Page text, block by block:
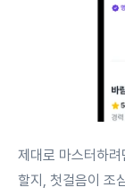
제대로 마스터하
할지, 첫걸음이 조